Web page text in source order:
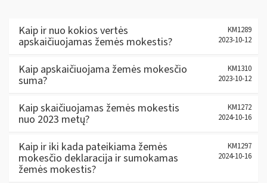
Kaip ir nuo kokios vertės
apskaičiuojamas žemės mokestis?
KM1289
2023-10-12
Kaip apskaičiuojama žemės mokesčio
suma?
KM1310
2023-10-12
Kaip skaičiuojamas žemės mokestis
nuo 2023 metų?
KM1272
2024-10-16
Kaip ir iki kada pateikiama žemės
mokesčio deklaracija ir sumokamas
žemės mokestis?
KM1297
2024-10-16